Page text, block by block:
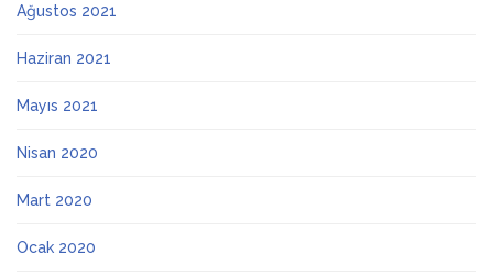
Ağustos 2021
Haziran 2021
Mayıs 2021
Nisan 2020
Mart 2020
Ocak 2020